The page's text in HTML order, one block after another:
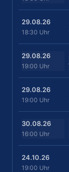
29.08.26
18:30 Uhr
29.08.26
19:00 Uhr
29.08.26
19:00 Uhr
30.08.26
16:00 Uhr
24.10.26
19:00 Uhr